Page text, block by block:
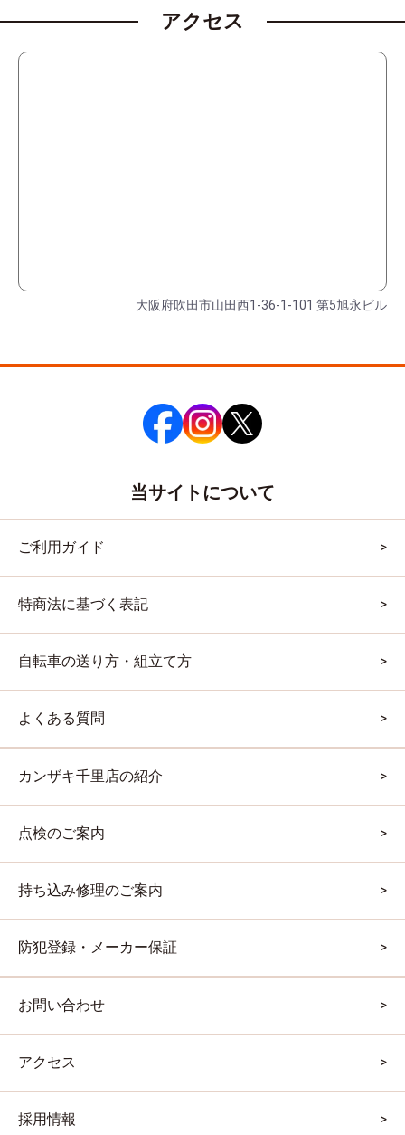
アクセス
大阪府吹田市山田西1-36-1-101 第5旭永ビル
当サイトについて
ご利用ガイド
特商法に基づく表記
自転車の送り方・組立て方
よくある質問
カンザキ千里店の紹介
点検のご案内
持ち込み修理のご案内
防犯登録・メーカー保証
お問い合わせ
アクセス
採用情報